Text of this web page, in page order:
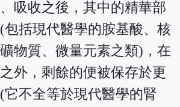
吸收之後，其中的精華部
包括現代醫學的胺基酸、核
物質、微量元素之類)，在
外，剩餘的便被保存於更
它不全等於現代醫學的腎